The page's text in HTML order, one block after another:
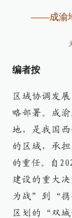
——成渝
编者按
区域协调发
略部署。成
地，是我国
的区域，承
的重任。自
建设的重大
为战”到“携
区划的“双